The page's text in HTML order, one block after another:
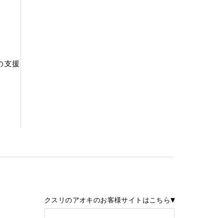
支援
クスリのアオキのお客様サイトはこちら